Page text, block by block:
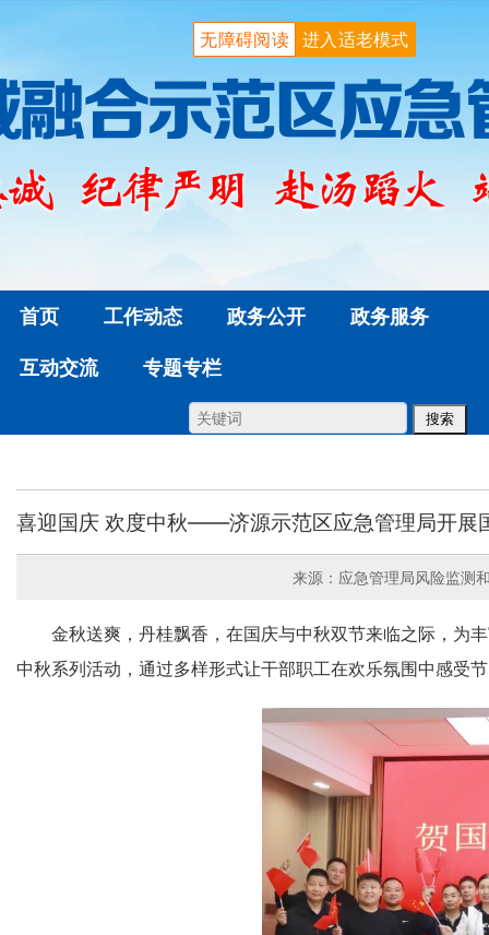
进入适老模式
无障碍阅读
首页 工作动态 政务公开 政务服务
互动交流 专题专栏
喜迎国庆 欢度中秋——济源示范区应急管理局开展
来源：应急管理局风险监测
金秋送爽，丹桂飘香，在国庆与中秋双节来临之际，为
中秋系列活动，通过多样形式让干部职工在欢乐氛围中感受